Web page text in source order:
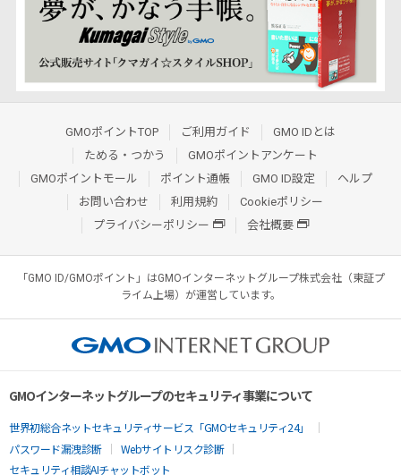
GMOポイントTOP ご利用ガイド
GMO IDとは
ためる・つかう
GMOポイントアンケート
GMOポイントモール
ポイント通帳 GMO ID設定
ヘルプ
お問い合わせ
利用規約
Cookieポリシー
プライバシーポリシー
会社概要
「GMO ID/GMOポイント」はGMOインターネットグループ株式会社（東証プ
ライム上場）が運営しています。
GMOインターネットグループのセキュリティ事業について
世界初総合ネットセキュリティサービス「GMOセキュリティ24」
パスワード漏洩診断
Webサイトリスク診断
セキュリティ相談AIチャットボット